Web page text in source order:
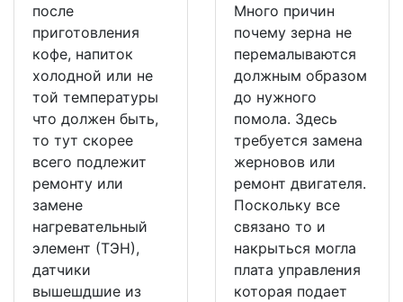
после
приготовления
кофе, напиток
холодной или не
той температуры
что должен быть,
то тут скорее
всего подлежит
ремонту или
замене
нагревательный
элемент (ТЭН),
датчики
вышешдшие из
Много причин
почему зерна не
перемалываются
должным образом
до нужного
помола. Здесь
требуется замена
жерновов или
ремонт двигателя.
Поскольку все
связано то и
накрыться могла
плата управления
которая подает